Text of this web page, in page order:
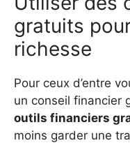
gratuits
richesse
Pour ceux d’entre
un conseil financier
outils financiers
moins garder une